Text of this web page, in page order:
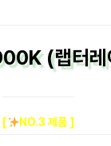
(랩터레
[ NO.3 제품 ]